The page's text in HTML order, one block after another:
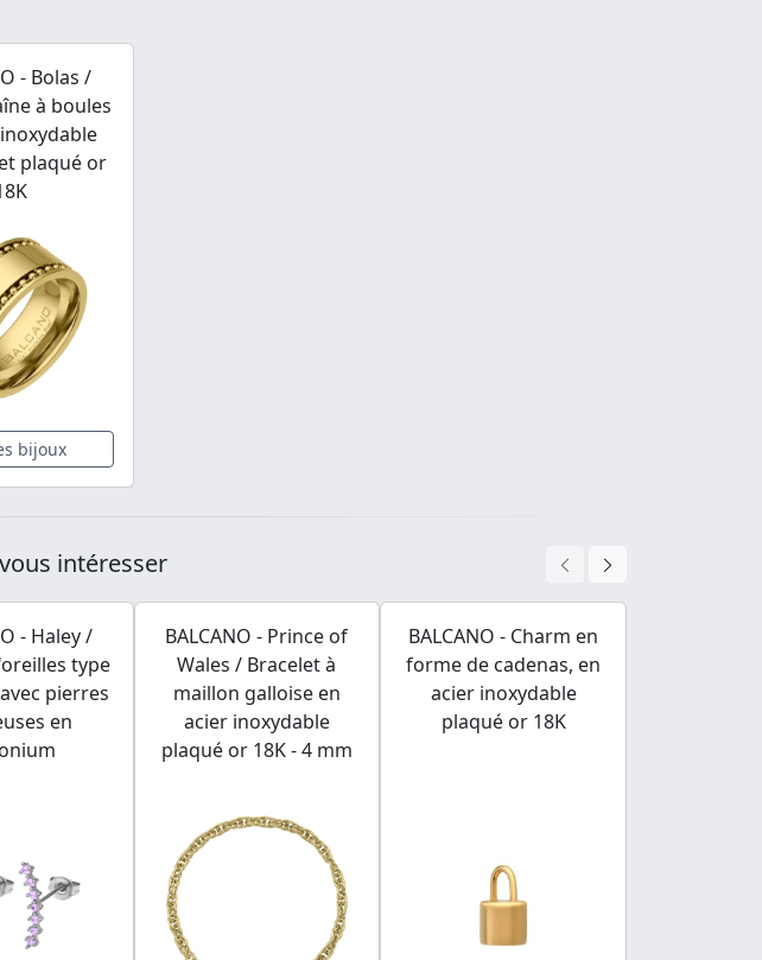
- Bolas /
à boules
plaqué or
bijoux
intéresser
- Haley /
type
pierres
en
BALCANO - Prince of
Wales / Bracelet à
maillon galloise en
acier inoxydable
plaqué or 18K - 4 mm
BALCANO - Charm en
forme de cadenas, en
acier inoxydable
plaqué or 18K